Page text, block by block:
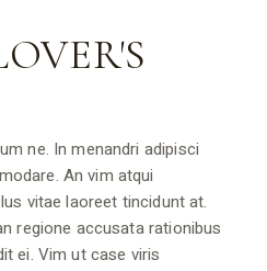
ne. In menandri adipisci
An vim atqui
vitae laoreet tincidunt at.
regione accusata rationibus
ei. Vim ut case viris